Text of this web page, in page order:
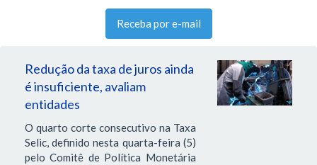
Receba por e-mail
Redução da taxa de juros ainda
é insuficiente, avaliam
entidades
O quarto corte consecutivo na Taxa
Selic, definido nesta quarta-feira (5)
pelo Comitê de Política Monetária